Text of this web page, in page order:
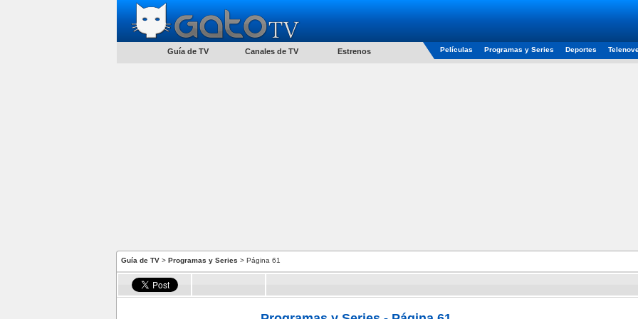
Guía de TV Canales de TV Estrenos Películas Programas y Series Deportes
Guía de TV > Programas y Series > Página 61